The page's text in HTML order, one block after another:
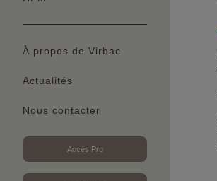
À propos de Virbac
Actualités
Nous contacter
Accès Pro